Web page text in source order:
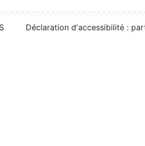
Déclaration d'accessibilité :